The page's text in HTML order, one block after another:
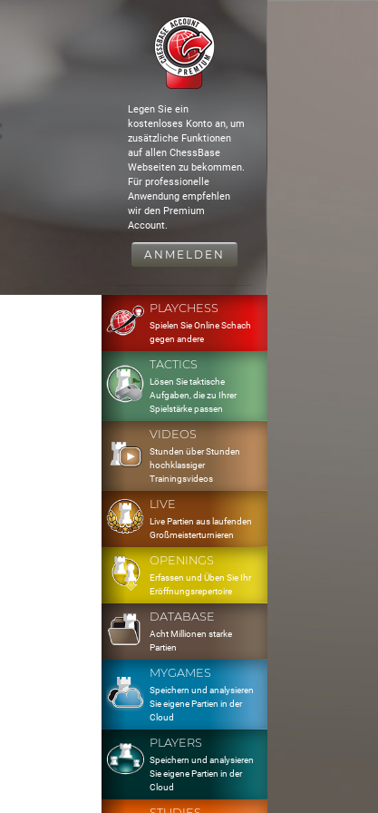
Legen Sie ein
kostenloses Konto an, um
zusätzliche Funktionen
auf allen ChessBase
Webseiten zu bekommen.
Für professionelle
Anwendung empfehlen
wir den Premium
Account.
ANMELDEN
PLAYCHESS
Spielen Sie Online Schach
gegen andere
TACTICS
Lösen Sie taktische
Aufgaben, die zu Ihrer
Spielstärke passen
VIDEOS
Stunden über Stunden
hochklassiger
Trainingsvideos
LIVE
Live Partien aus laufenden
Großmeisterturnieren
OPENINGS
Erfassen und Üben Sie Ihr
Eröffnungsrepertoire
DATABASE
Acht Millionen starke
Partien
MYGAMES
Speichern und analysieren
Sie eigene Partien in der
Cloud
PLAYERS
Speichern und analysieren
Sie eigene Partien in der
Cloud